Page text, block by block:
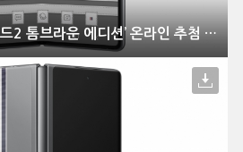
삼성전자, ‘갤럭시 Z 폴드2 톰브라운 에디션’ 온라인 추첨 방식으로 한정 판매